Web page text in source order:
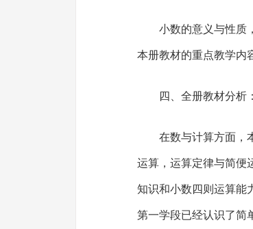
小数的意义与性质
本册教材的重点教学内
四、全册教材分析：
在数与计算方面，
运算，运算定律与简便
知识和小数四则运算能
第一学段已经认识了简